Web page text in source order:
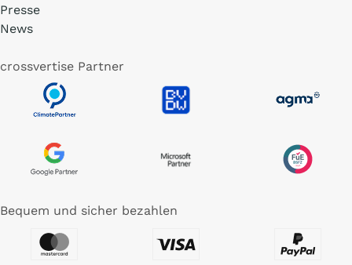
Presse
News
crossvertise Partner
Bequem und sicher bezahlen